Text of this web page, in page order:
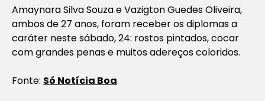
Amaynara Silva Souza e Vazigton Guedes Oliveira,
ambos de 27 anos, foram receber os diplomas a
caráter neste sábado, 24: rostos pintados, cocar
com grandes penas e muitos adereços coloridos.
Fonte: Só Notícia Boa